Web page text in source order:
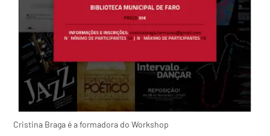
Cristina Braga é a formadora do Workshop